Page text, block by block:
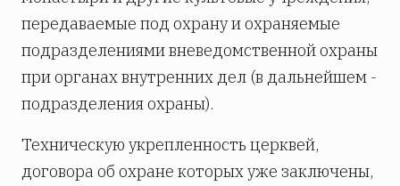
передаваемые под охрану и охраняемые
подразделениями вневедомственной охраны
при органах внутренних дел (в дальнейшем -
подразделения охраны).
Техническую укрепленность церквей,
договора об охране которых уже заключены,